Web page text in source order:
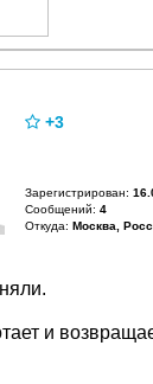
+3
Зарегистрирован:
Сообщений: 4
Откуда: Москва,
и